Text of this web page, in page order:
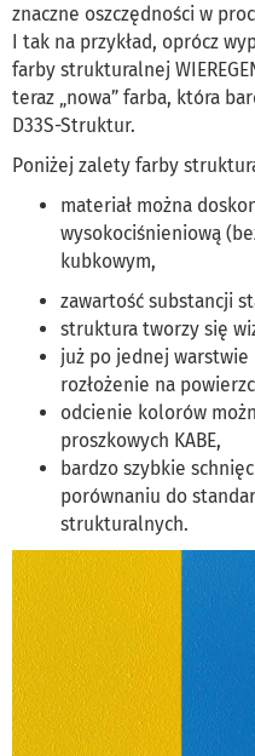
znaczne oszczędności w
I tak na przykład, oprócz
farby strukturalnej
teraz „nowa” farba, która
D33S-Struktur.
Poniżej zalety farby
materiał można
wysokociśnieniową
kubkowym,
zawartość substancji
struktura tworzy się
już po jednej warstwie
rozłożenie na
odcienie kolorów
proszkowych KABE,
bardzo szybkie
porównaniu do
strukturalnych.